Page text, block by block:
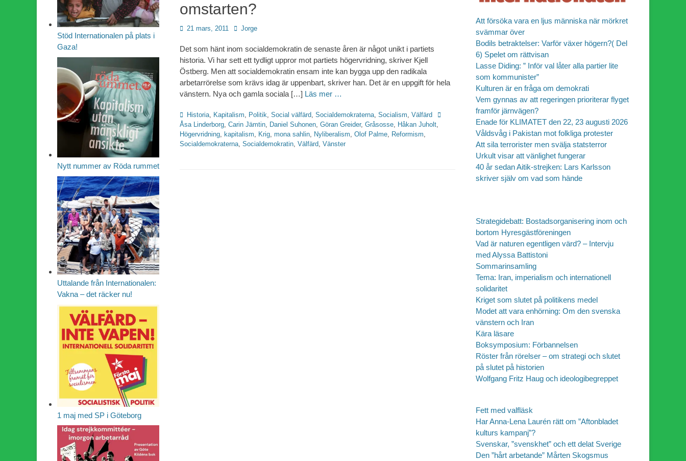
omstarten?
Publicerad
21 mars, 2011 Författare
Jorge
Det som hänt inom socialdemokratin de senaste åren är något unikt i partiets
historia. Vi har sett ett tydligt uppror mot partiets högervridning, skriver Kjell
Östberg. Men att socialdemokratin ensam inte kan bygga upp den radikala
arbetarrörelse som krävs idag är uppenbart, skriver han. Det är en uppgift för hela
vänstern. Nya och gamla sociala […] Läs mer …
Kategorier
Historia, Kapitalism, Politik, Social välfärd, Socialdemokraterna, Socialism, Välfärd
Etiketter
Åsa Linderborg, Carin Jämtin, Daniel Suhonen, Göran Greider, Gråsosse, Håkan Juholt,
Högervridning, kapitalism, Krig, mona sahlin, Nyliberalism, Olof Palme, Reformism,
Socialdemokraterna, Socialdemokratin, Välfärd, Vänster
Att försöka vara en ljus människa när mörkret
svämmar över
Bodils betraktelser: Varför växer högern?( Del
6) Spelet om rättvisan
Lasse Diding: ” Inför val låter alla partier lite
som kommunister”
Kulturen är en fråga om demokrati
Vem gynnas av att regeringen prioriterar flyget
framför järnvägen?
Enade för KLIMATET den 22, 23 augusti 2026
Våldsvåg i Pakistan mot folkliga protester
Att sila terrorister men svälja statsterror
Urkult visar att vänlighet fungerar
40 år sedan Aitik-strejken: Lars Karlsson
skriver själv om vad som hände
Strategidebatt: Bostadsorganisering inom och
bortom Hyresgästföreningen
Vad är naturen egentligen värd? – Intervju
med Alyssa Battistoni
Sommarinsamling
Tema: Iran, imperialism och internationell
solidaritet
Kriget som slutet på politikens medel
Modet att vara enhörning: Om den svenska
vänstern och Iran
Kära läsare
Boksymposium: Förbannelsen
Röster från rörelser – om strategi och slutet
på slutet på historien
Wolfgang Fritz Haug och ideologibegreppet
Fett med valfläsk
Har Anna-Lena Laurén rätt om ”Aftonbladet
kulturs kampanj”?
Svenskar, ”svenskhet” och ett delat Sverige
Den ”hårt arbetande” Mårten Skogsmus
Stöd Internationalen på plats i
Gaza!
Nytt nummer av Röda rummet
Uttalande från Internationalen:
Vakna – det räcker nu!
1 maj med SP i Göteborg